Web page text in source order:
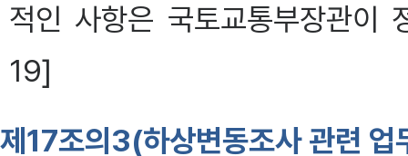
적인 사항은 국토교통부장관이
19]
제17조의3(하상변동조사 관련 업